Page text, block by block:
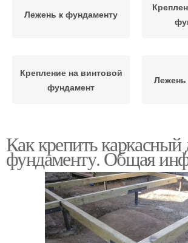
Лежень к фундаменту
Крепление на винтовой
фундамент
Лежень
Каркасный дом
Как крепить каркасный
фундаменту. Общая